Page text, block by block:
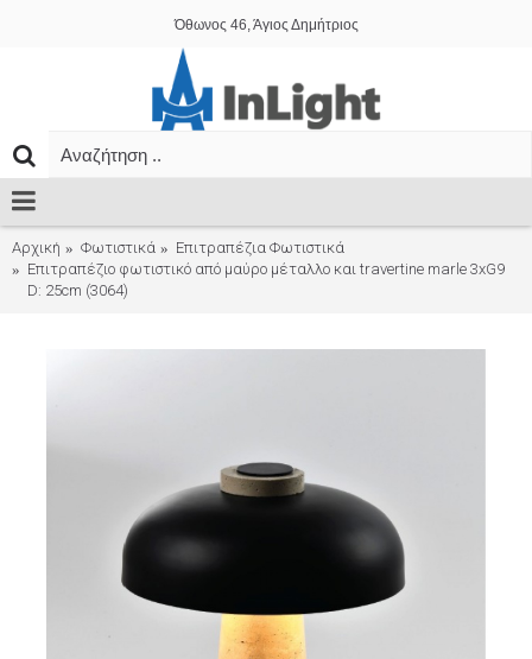
Όθωνος 46, Άγιος Δημήτριος
Αρχική Φωτιστικά
Επιτραπέζια Φωτιστικά
Επιτραπέζιο φωτιστικό από μαύρο μέταλλο και travertine marle 3xG9
D: 25cm (3064)